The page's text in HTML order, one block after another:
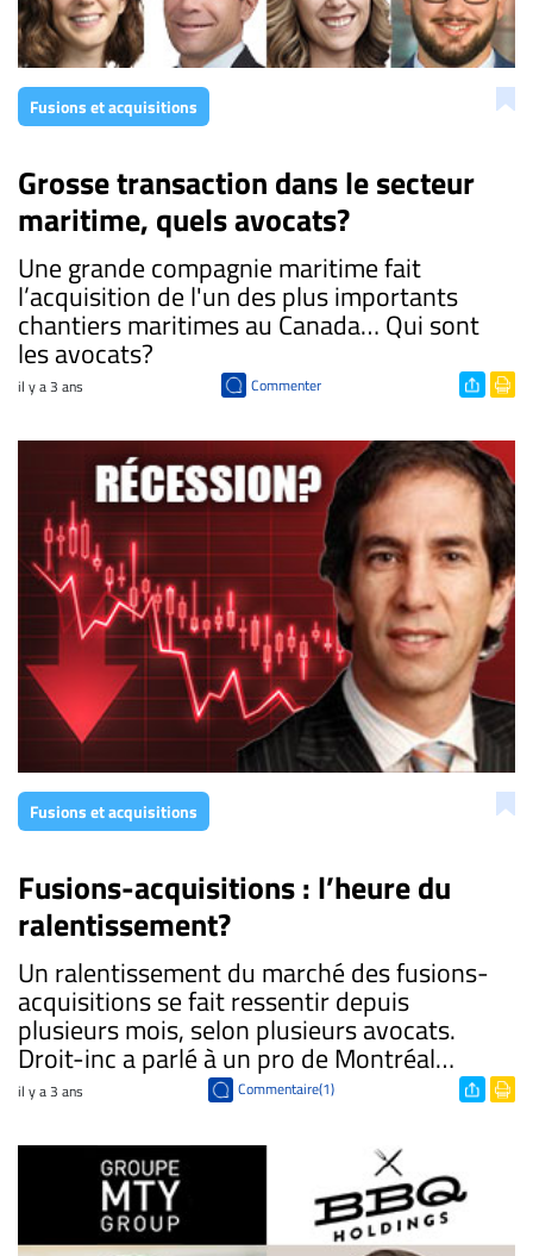
Fusions et acquisitions
Grosse transaction dans le secteur
maritime, quels avocats?
Une grande compagnie maritime fait
l’acquisition de l'un des plus importants
chantiers maritimes au Canada… Qui sont
les avocats?
il y a 3 ans Commenter
Fusions et acquisitions
Fusions-acquisitions : l’heure du
ralentissement?
Un ralentissement du marché des fusions-
acquisitions se fait ressentir depuis
plusieurs mois, selon plusieurs avocats.
Droit-inc a parlé à un pro de Montréal…
il y a 3 ans Commentaire(1)